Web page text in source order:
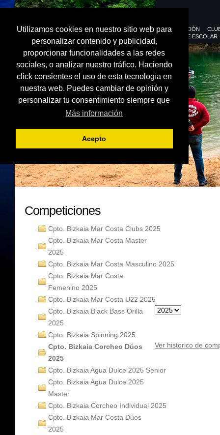
Utilizamos cookies en nuestro sitio web para
personalizar contenido y publicidad,
proporcionar funcionalidades a las redes
sociales, o analizar nuestro tráfico. Haciendo
click consientes el uso de esta tecnología en
nuestra web. Puedes cambiar de opinión y
personalizar tu consentimiento siempre que
Más información
Acepto
FEDERACIÓN
DEPORTE ESCOLAR
Competiciones
Cpto. Bizkaia Mar Costa Clubs 2025
Cpto. Bizkaia Mar Costa Master
2025
Cpto. Bizkaia Mar Costa Masculino 2025
Cpto. Bizkaia Mar Costa
Femenino 2025
Cpto. Bizkaia Mar Costa U22 2025
Cpto. Bizkaia Black Bass Orilla
2025
Cpto. Bizkaia Spinning 2025
Cpto. Bizkaia Corcheo Dúos
2025
Cpto. Bizkaia Agua Dulce 2025 Senior
Cpto. Bizkaia Agua Dulce 2025
Master
Cpto. Bizkaia Corcheo Individual 2025
Cpto. Bizkaia Mar Costa Dúos
2025
Ver historico de